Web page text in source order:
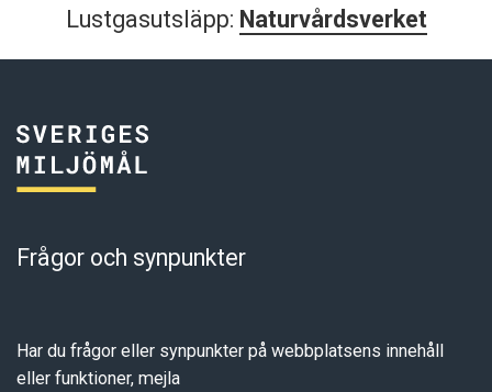
Lustgasutsläpp: Naturvårdsverket
Frågor och synpunkter
Har du frågor eller synpunkter på webbplatsens innehåll
eller funktioner, mejla